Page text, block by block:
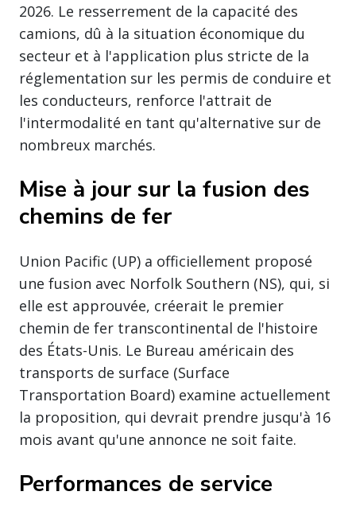
2026. Le resserrement de la capacité des
camions, dû à la situation économique du
secteur et à l'application plus stricte de la
réglementation sur les permis de conduire et
les conducteurs, renforce l'attrait de
l'intermodalité en tant qu'alternative sur de
nombreux marchés.
Mise à jour sur la fusion des
chemins de fer
Union Pacific (UP) a officiellement proposé
une fusion avec Norfolk Southern (NS), qui, si
elle est approuvée, créerait le premier
chemin de fer transcontinental de l'histoire
des États-Unis. Le Bureau américain des
transports de surface (Surface
Transportation Board) examine actuellement
la proposition, qui devrait prendre jusqu'à 16
mois avant qu'une annonce ne soit faite.
Performances de service